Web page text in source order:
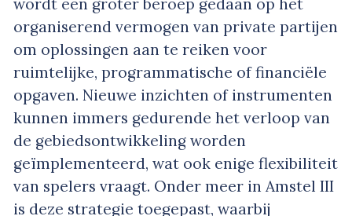
organiserend vermogen van private partijen
om oplossingen aan te reiken voor
ruimtelijke, programmatische of financiële
opgaven. Nieuwe inzichten of instrumenten
kunnen immers gedurende het verloop van
de gebiedsontwikkeling worden
geïmplementeerd, wat ook enige flexibiliteit
van spelers vraagt. Onder meer in Amstel III
is deze strategie toegepast, waarbij